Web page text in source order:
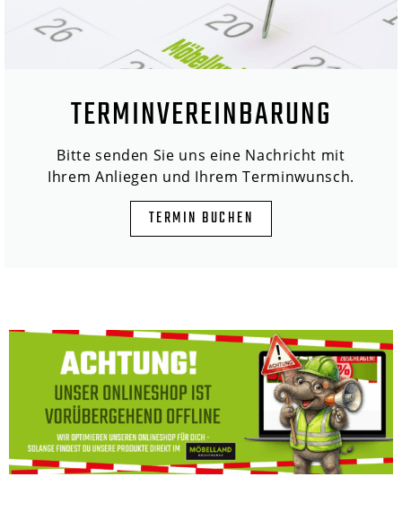
TERMINVEREINBARUNG
Bitte senden Sie uns eine Nachricht mit
Ihrem Anliegen und Ihrem Terminwunsch.
TERMIN BUCHEN